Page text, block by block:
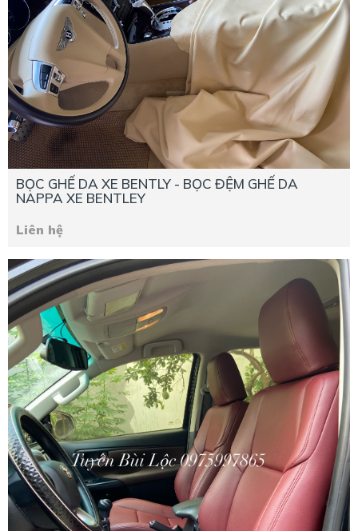
BỌC GHẾ DA XE BENTLY - BỌC ĐỆM GHẾ DA
NAPPA XE BENTLEY
Liên hệ